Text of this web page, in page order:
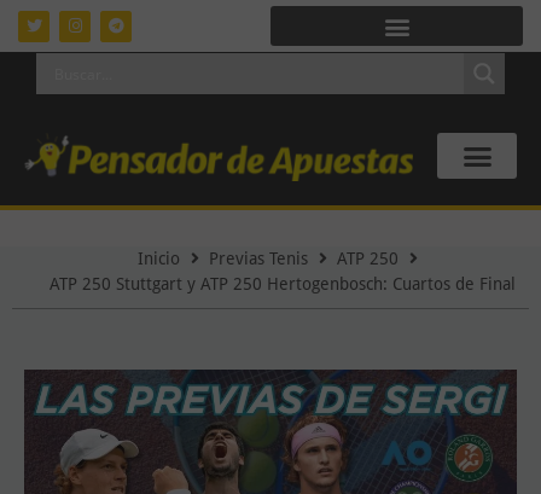
Inicio Previas Tenis
ATP 250
ATP 250 Stuttgart y ATP 250 Hertogenbosch: Cuartos de Final